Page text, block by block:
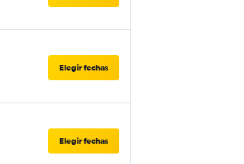
Elegir fechas
Elegir fechas